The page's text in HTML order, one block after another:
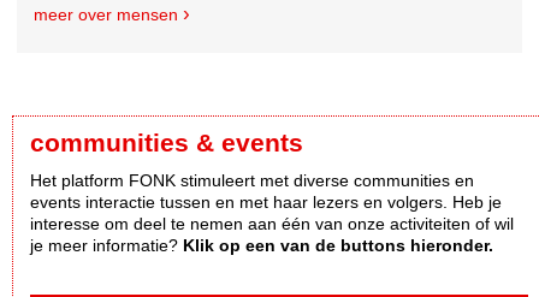
meer over mensen
communities & events
Het platform FONK stimuleert met diverse communities en
events interactie tussen en met haar lezers en volgers. Heb je
interesse om deel te nemen aan één van onze activiteiten of wil
je meer informatie? Klik op een van de buttons hieronder.